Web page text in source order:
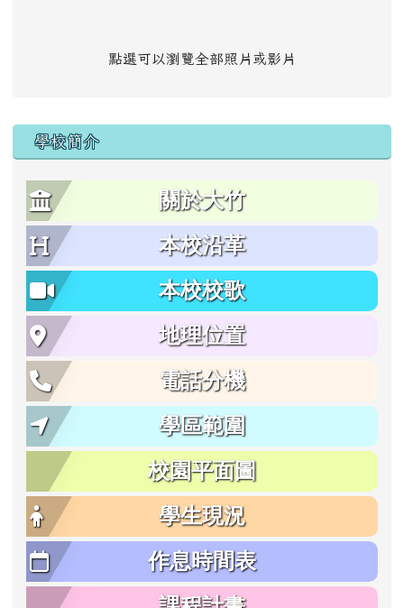
點選可以瀏覽全部照片或影片
學校簡介
關於大竹
本校沿革
本校校歌
地理位置
電話分機
學區範圍
校園平面圖
學生現況
作息時間表